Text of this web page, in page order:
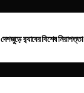
র‌্যাবের বিশেষ নিরাপত্তা